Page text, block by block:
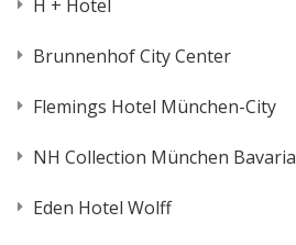
H + Hotel
Brunnenhof City Center
Flemings Hotel München-City
NH Collection München Bavaria
Eden Hotel Wolff